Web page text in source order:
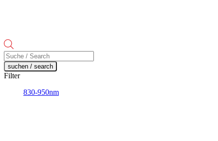
Products
search
suchen / search
Filter
830-950nm